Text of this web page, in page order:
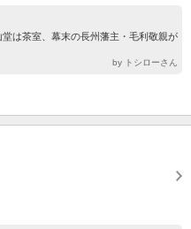
は茶室、幕末の長州藩主・毛利敬親が
by トシローさん